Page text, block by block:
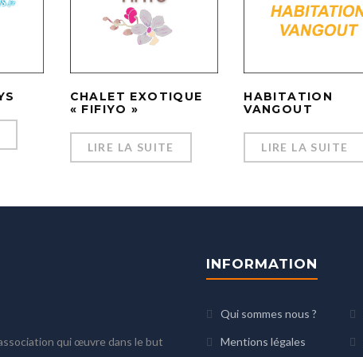
CHALET EXOTIQUE
« FIFIYO »
LIRE LA SUITE
HABITATION
VANGOUT
LIRE LA SUITE
qui œuvre dans le but
INFORMATION
Qui sommes nous ?
Mentions légales